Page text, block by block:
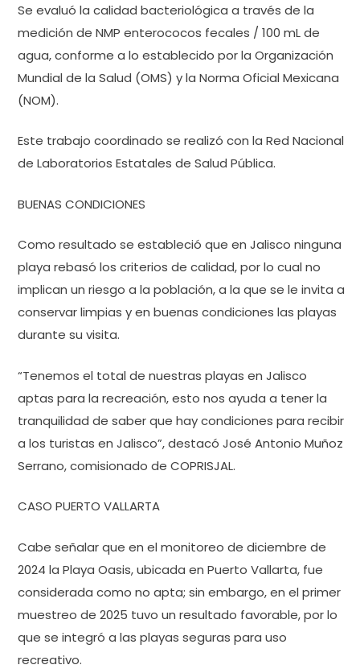
Se evaluó la calidad bacteriológica a través de la
medición de NMP enterococos fecales / 100 mL de
agua, conforme a lo establecido por la Organización
Mundial de la Salud (OMS) y la Norma Oficial Mexicana
(NOM).
Este trabajo coordinado se realizó con la Red Nacional
de Laboratorios Estatales de Salud Pública.
BUENAS CONDICIONES
Como resultado se estableció que en Jalisco ninguna
playa rebasó los criterios de calidad, por lo cual no
implican un riesgo a la población, a la que se le invita a
conservar limpias y en buenas condiciones las playas
durante su visita.
“Tenemos el total de nuestras playas en Jalisco
aptas para la recreación, esto nos ayuda a tener la
tranquilidad de saber que hay condiciones para recibir
a los turistas en Jalisco”, destacó José Antonio Muñoz
Serrano, comisionado de COPRISJAL.
CASO PUERTO VALLARTA
Cabe señalar que en el monitoreo de diciembre de
2024 la Playa Oasis, ubicada en Puerto Vallarta, fue
considerada como no apta; sin embargo, en el primer
muestreo de 2025 tuvo un resultado favorable, por lo
que se integró a las playas seguras para uso
recreativo.